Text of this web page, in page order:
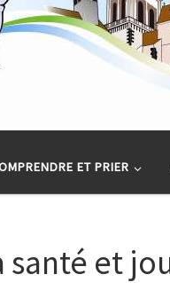
ET PRIER
santé et